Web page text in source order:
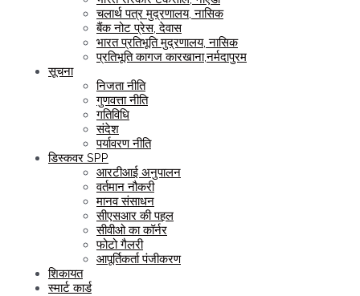
चलार्थ पत्र मुद्रणालय, नासिक
बैंक नोट प्रेस, देवास
भारत प्रतिभूति मुद्रणालय, नासिक
प्रतिभूति कागज कारखाना,नर्मदापुरम
सूचना
निजता नीति
गुणवत्ता नीति
गतिविधि
संदेश
पर्यावरण नीति
डिस्कवर SPP
आरटीआई अनुपालन
वर्तमान नौकरी
मानव संसाधन
सीएसआर की पहल
सीवीओ का कॉर्नर
फोटो गैलरी
आपूर्तिकर्ता पंजीकरण
शिकायत
स्‍मार्ट कार्ड